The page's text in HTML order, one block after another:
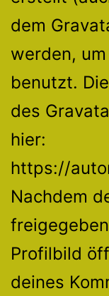
dem
werden,
benutzt.
des
hier:
https://
Nachdem
Profilbild
deines